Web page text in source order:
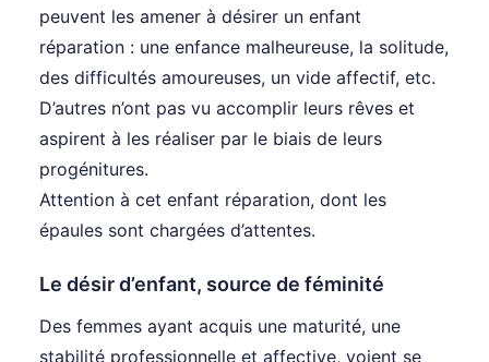
peuvent les amener à désirer un enfant
réparation : une enfance malheureuse, la solitude,
des difficultés amoureuses, un vide affectif, etc.
D’autres n’ont pas vu accomplir leurs rêves et
aspirent à les réaliser par le biais de leurs
progénitures.
Attention à cet enfant réparation, dont les
épaules sont chargées d’attentes.
Le désir d’enfant, source de féminité
Des femmes ayant acquis une maturité, une
stabilité professionnelle et affective, voient se